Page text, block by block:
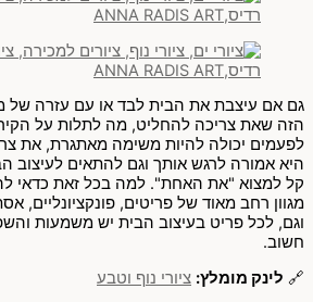
גם אם עיצבת את הבית לבד או עם עזרה
הזה שאת צריכה להחליט, מה לתלות על
לפעמים יכולה להיות משימה מאתגרת, את
היא אמורה לרגש אותך וגם להתאים לעיצוב
קל למצוא "את האחת". למה בכל זאת כדאי
מגוון רחב מאוד של פריטים, פונקציונליים,
וגם, לכל פריט בעיצוב הבית יש משמעות
חשוב.
🔗 לינק מומלץ: ציורי נוף וטבע